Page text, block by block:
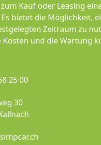
Kauf oder Leasing
bietet die Möglichkeit,
Zeitraum zu
Kosten und die Wartung
25 00
30